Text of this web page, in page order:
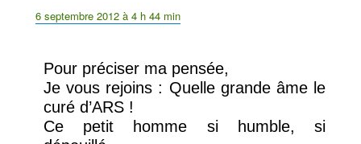
6 septembre 2012 à 4 h 44 min
Pour préciser ma pensée,
Je vous rejoins : Quelle grande âme le
curé d’ARS !
Ce petit homme si humble, si